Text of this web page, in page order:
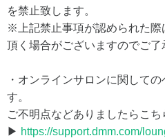
を禁止致します。
※上記禁止事項が認められた際
頂く場合がございますのでご了
・オンラインサロンに関して
す。
ご不明点などありましたらこち
▶ https://support.dmm.com/